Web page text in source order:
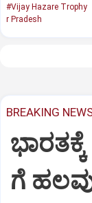
#Vijay Hazare Trophy
r Pradesh
BREAKING
ಗೆ